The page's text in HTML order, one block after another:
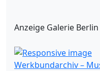
Anzeige Galerie Berlin
Werkbundarchiv –